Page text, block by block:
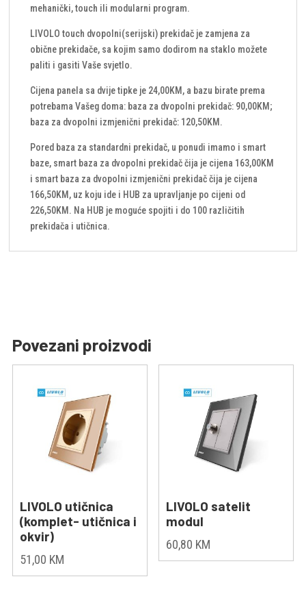
mehanički, touch ili modularni program.
LIVOLO touch dvopolni(serijski) prekidač je zamjena za
obične prekidače, sa kojim samo dodirom na staklo možete
paliti i gasiti Vaše svjetlo.
Cijena panela sa dvije tipke je 24,00KM, a bazu birate prema
potrebama Vašeg doma: baza za dvopolni prekidač: 90,00KM;
baza za dvopolni izmjenični prekidač: 120,50KM.
Pored baza za standardni prekidač, u ponudi imamo i smart
baze, smart baza za dvopolni prekidač čija je cijena 163,00KM
i smart baza za dvopolni izmjenični prekidač čija je cijena
166,50KM, uz koju ide i HUB za upravljanje po cijeni od
226,50KM. Na HUB je moguće spojiti i do 100 različitih
prekidača i utičnica.
Povezani proizvodi
LIVOLO utičnica
(komplet- utičnica i
okvir)
51,00 KM
LIVOLO satelit
modul
60,80 KM